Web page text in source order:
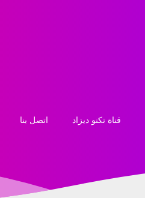
قناة تكنو ديزاد اتصل بنا